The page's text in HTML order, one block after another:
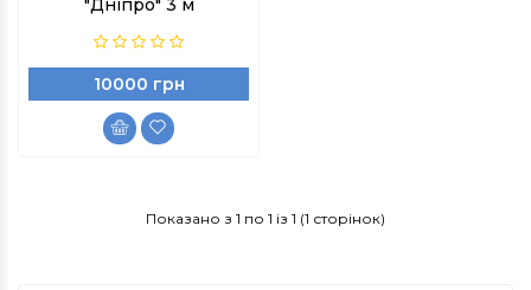
"Дніпро" 3 м
10000 грн
Показано з 1 по 1 із 1 (1 сторінок)